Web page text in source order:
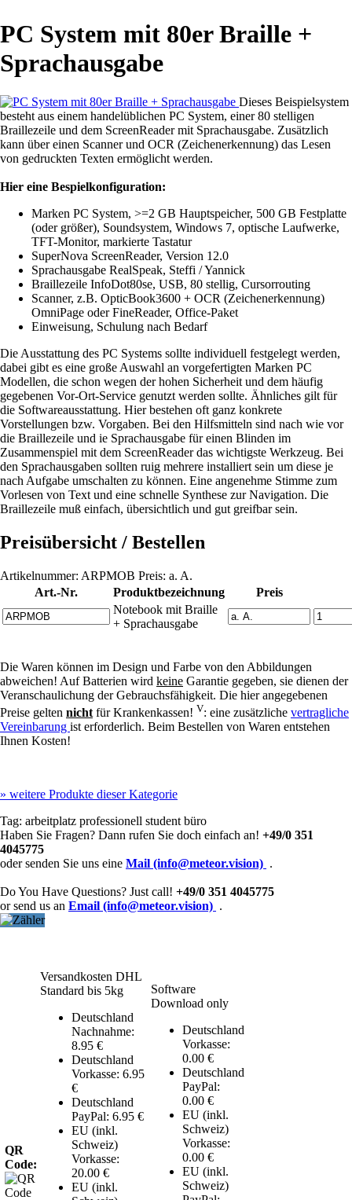
PC System mit 80er Braille +
Sprachausgabe
Dieses Beispielsystem
besteht aus einem handelüblichen PC System, einer 80 stelligen
Braillezeile und dem ScreenReader mit Sprachausgabe. Zusätzlich
kann über einen Scanner und OCR (Zeichenerkennung) das Lesen
von gedruckten Texten ermöglicht werden.
Hier eine Bespielkonfiguration:
Marken PC System, >=2 GB Hauptspeicher, 500 GB Festplatte
(oder größer), Soundsystem, Windows 7, optische Laufwerke,
TFT-Monitor, markierte Tastatur
SuperNova ScreenReader, Version 12.0
Sprachausgabe RealSpeak, Steffi / Yannick
Braillezeile InfoDot80se, USB, 80 stellig, Cursorrouting
Scanner, z.B. OpticBook3600 + OCR (Zeichenerkennung)
OmniPage oder FineReader, Office-Paket
Einweisung, Schulung nach Bedarf
Die Ausstattung des PC Systems sollte individuell festgelegt werden,
dabei gibt es eine große Auswahl an vorgefertigten Marken PC
Modellen, die schon wegen der hohen Sicherheit und dem häufig
gegebenen Vor-Ort-Service genutzt werden sollte. Ähnliches gilt für
die Softwareausstattung. Hier bestehen oft ganz konkrete
Vorstellungen bzw. Vorgaben. Bei den Hilfsmitteln sind nach wie vor
die Braillezeile und ie Sprachausgabe für einen Blinden im
Zusammenspiel mit dem ScreenReader das wichtigste Werkzeug. Bei
den Sprachausgaben sollten ruig mehrere installiert sein um diese je
nach Aufgabe umschalten zu können. Eine angenehme Stimme zum
Vorlesen von Text und eine schnelle Synthese zur Navigation. Die
Braillezeile muß einfach, übersichtlich und gut greifbar sein.
Preisübersicht / Bestellen
Artikelnummer: ARPMOB Preis: a. A.
Art.-Nr.
Produktbezeichnung
Preis
Notebook mit Braille
+ Sprachausgabe
Die Waren können im Design und Farbe von den Abbildungen
abweichen! Auf Batterien wird keine Garantie gegeben, sie dienen der
Veranschaulichung der Gebrauchsfähigkeit. Die hier angegebenen
Preise gelten nicht für Krankenkassen! V: eine zusätzliche vertragliche
Vereinbarung ist erforderlich. Beim Bestellen von Waren entstehen
Ihnen Kosten!
» weitere Produkte dieser Kategorie
Tag: arbeitplatz professionell student büro
Haben Sie Fragen? Dann rufen Sie doch einfach an! +49/0 351
4045775
oder senden Sie uns eine Mail (info@meteor.vision) .
Do You Have Questions? Just call! +49/0 351 4045775
or send us an Email (info@meteor.vision) .
QR
Code:
Versandkosten DHL
Standard bis 5kg
Deutschland
Nachnahme:
8.95 €
Deutschland
Vorkasse: 6.95
€
Deutschland
PayPal: 6.95 €
EU (inkl.
Schweiz)
Vorkasse:
20.00 €
EU (inkl.
Software
Download only
Deutschland
Vorkasse:
0.00 €
Deutschland
PayPal:
0.00 €
EU (inkl.
Schweiz)
Vorkasse:
0.00 €
EU (inkl.
Schweiz)